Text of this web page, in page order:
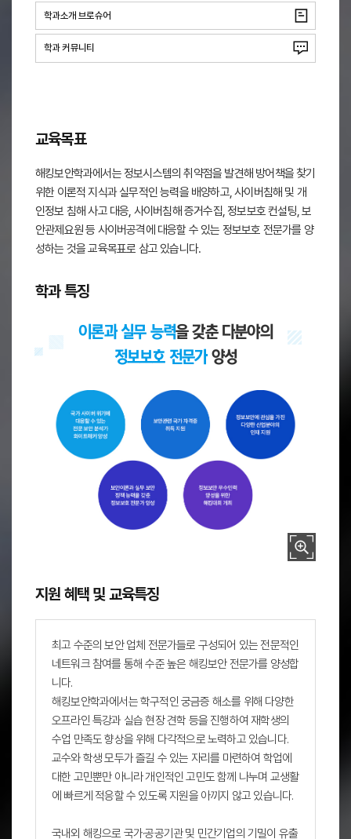
학과소개 브로슈어
학과 커뮤니티
교육목표
해킹보안학과에서는 정보시스템의 취약점을 발견해 방어책을 찾기
위한 이론적 지식과 실무적인 능력을 배양하고, 사이버침해 및 개
인정보 침해 사고 대응, 사이버침해 증거수집, 정보보호 컨설팅, 보
안관제요원 등 사이버공격에 대응할 수 있는 정보보호 전문가를 양
성하는 것을 교육목표로 삼고 있습니다.
학과 특징
이론과 실무 능력을 갖춘 다분야의
정보보호 전문가양성
국가 사이버 위기에 대응할 수 있는 전문 보안 분석가 화이트해커 양성
보안이론과 실무 보안 정책능력을 갖춘 정보보호 전문가 양성
지원 혜택 및 교육특징
최고 수준의 보안 업체 전문가들로 구성되어 있는 전문적인
네트워크 참여를 통해 수준 높은 해킹보안 전문가를 양성합
니다.
해킹보안학과에서는 학구적인 궁금증 해소를 위해 다양한
오프라인 특강과 실습 현장 견학 등을 진행하여 재학생의
수업 만족도 향상을 위해 다각적으로 노력하고 있습니다.
교수와 학생 모두가 즐길 수 있는 자리를 마련하여 학업에
대한 고민뿐만 아니라 개인적인 고민도 함께 나누며 교생활
에 빠르게 적응할 수 있도록 지원을 아끼지 않고 있습니다.
국내외 해킹으로 국가·공공기관 및 민간기업의 기밀이 유출